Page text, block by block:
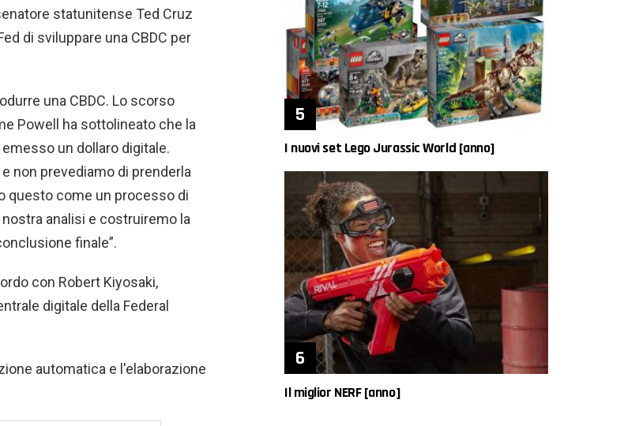
statunitense Ted Cruz
di sviluppare una CBDC per
una CBDC. Lo scorso
Powell ha sottolineato che la
un dollaro digitale.
non prevediamo di prenderla
questo come un processo di
analisi e costruiremo la
finale”.
con Robert Kiyosaki,
digitale della Federal
automatica e l'elaborazione
I nuovi set Lego Jurassic World [anno]
Il miglior NERF [anno]